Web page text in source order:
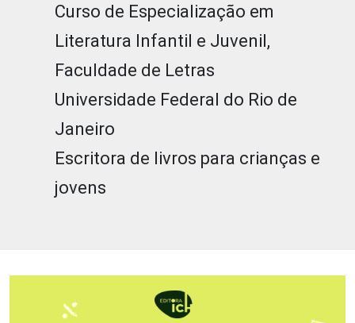
Curso de Especialização em
Literatura Infantil e Juvenil,
Faculdade de Letras
Universidade Federal do Rio de
Janeiro
Escritora de livros para crianças e
jovens